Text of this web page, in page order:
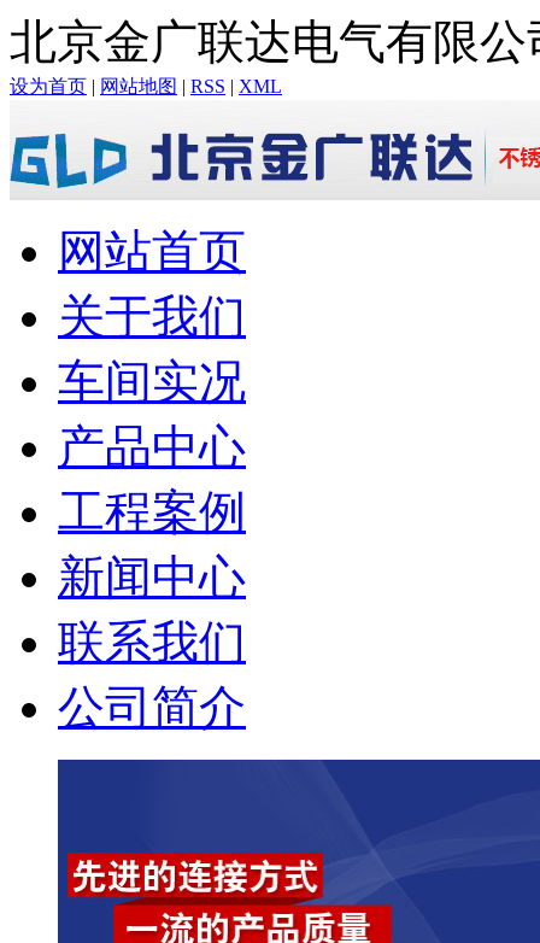
北京金广联达电气有限公
设为首页 | 网站地图 | RSS | XML
网站首页
关于我们
车间实况
产品中心
工程案例
新闻中心
联系我们
公司简介